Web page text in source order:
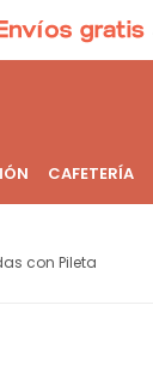
CAFETERÍA
con Pileta